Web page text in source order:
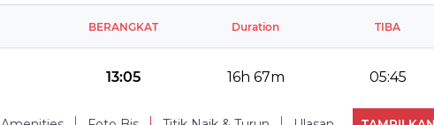
BERANGKAT Duration TIBA
13:05 16h 67m 05:45